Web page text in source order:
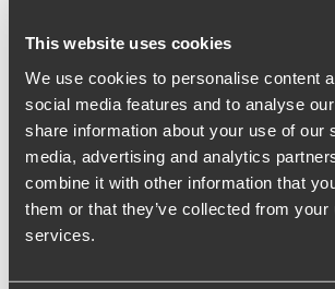
This website uses cookies
We use cookies to personalise content
social media features and to analyse
share information about your use of our
media, advertising and analytics
combine it with other information that
them or that they’ve collected from your
services.
Akcesoria do haków
-
Wszystkie produkty
Bądź na bieżąco!